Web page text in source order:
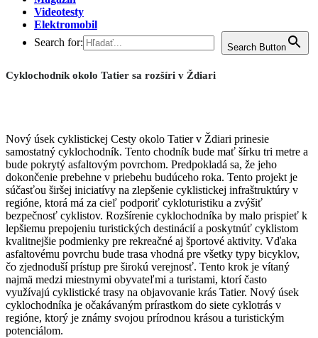
Videotesty
Elektromobil
Search for:
Search Button
Cyklochodník okolo Tatier sa rozšíri v Ždiari
Nový úsek cyklistickej Cesty okolo Tatier v Ždiari prinesie
samostatný cyklochodník. Tento chodník bude mať šírku tri metre a
bude pokrytý asfaltovým povrchom. Predpokladá sa, že jeho
dokončenie prebehne v priebehu budúceho roka. Tento projekt je
súčasťou širšej iniciatívy na zlepšenie cyklistickej infraštruktúry v
regióne, ktorá má za cieľ podporiť cykloturistiku a zvýšiť
bezpečnosť cyklistov. Rozšírenie cyklochodníka by malo prispieť k
lepšiemu prepojeniu turistických destinácií a poskytnúť cyklistom
kvalitnejšie podmienky pre rekreačné aj športové aktivity. Vďaka
asfaltovému povrchu bude trasa vhodná pre všetky typy bicyklov,
čo zjednoduší prístup pre širokú verejnosť. Tento krok je vítaný
najmä medzi miestnymi obyvateľmi a turistami, ktorí často
využívajú cyklistické trasy na objavovanie krás Tatier. Nový úsek
cyklochodníka je očakávaným prírastkom do siete cyklotrás v
regióne, ktorý je známy svojou prírodnou krásou a turistickým
potenciálom.